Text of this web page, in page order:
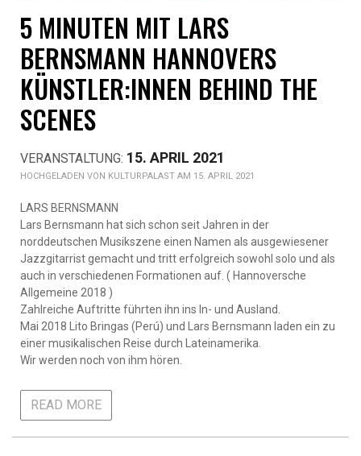
5 MINUTEN MIT LARS
BERNSMANN HANNOVERS
KÜNSTLER:INNEN BEHIND THE
SCENES
15. APRIL 2021
KULTURPALAST AM 15. APRIL 2021
LARS BERNSMANN
Lars Bernsmann hat sich schon seit Jahren in der
norddeutschen Musikszene einen Namen als ausgewiesener
Jazzgitarrist gemacht und tritt erfolgreich sowohl solo und als
auch in verschiedenen Formationen auf. ( Hannoversche
Allgemeine 2018 )
Zahlreiche Auftritte führten ihn ins In- und Ausland.
Mai 2018 Lito Bringas (Perú) und Lars Bernsmann laden ein zu
einer musikalischen Reise durch Lateinamerika.
Wir werden noch von ihm hören.
READ MORE